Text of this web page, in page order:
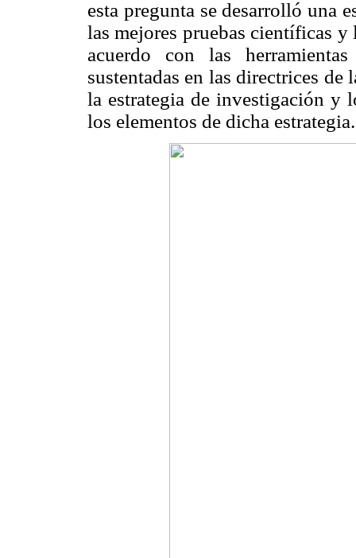
esta pregunta se desarrolló una
las mejores pruebas científicas y
acuerdo con las
sustentadas en las directrices
la estrategia de investigación y
los elementos de dicha estrategia.